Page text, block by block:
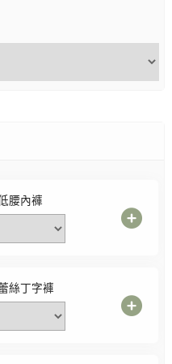
腰內褲
絲丁字褲